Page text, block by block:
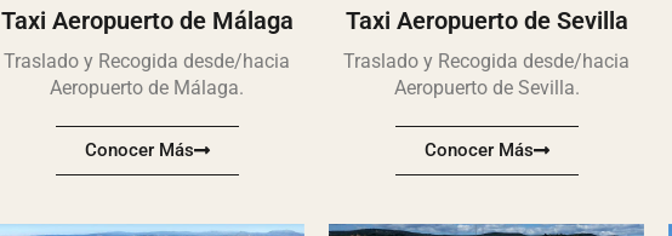
Taxi Aeropuerto de Málaga
Traslado y Recogida desde/hacia
Aeropuerto de Málaga.
Conocer Más
Taxi Aeropuerto de Sevilla
Traslado y Recogida desde/hacia
Aeropuerto de Sevilla.
Conocer Más